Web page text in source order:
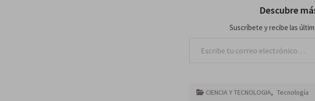
Descubre
Suscríbete y recibe las
CIENCIA Y TECNOLOGIA, Tecnología